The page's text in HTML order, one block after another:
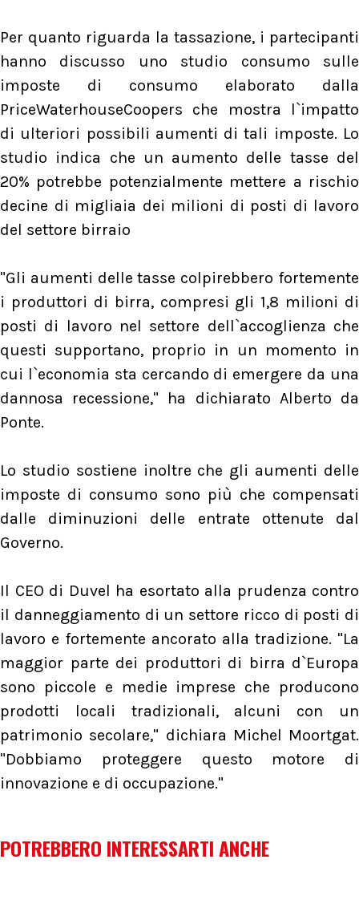
Per quanto riguarda la tassazione, i partecipanti
hanno discusso uno studio consumo sulle
imposte di consumo elaborato dalla
PriceWaterhouseCoopers che mostra l`impatto
di ulteriori possibili aumenti di tali imposte. Lo
studio indica che un aumento delle tasse del
20% potrebbe potenzialmente mettere a rischio
decine di migliaia dei milioni di posti di lavoro
del settore birraio
"Gli aumenti delle tasse colpirebbero fortemente
i produttori di birra, compresi gli 1,8 milioni di
posti di lavoro nel settore dell`accoglienza che
questi supportano, proprio in un momento in
cui l`economia sta cercando di emergere da una
dannosa recessione," ha dichiarato Alberto da
Ponte.
Lo studio sostiene inoltre che gli aumenti delle
imposte di consumo sono più che compensati
dalle diminuzioni delle entrate ottenute dal
Governo.
Il CEO di Duvel ha esortato alla prudenza contro
il danneggiamento di un settore ricco di posti di
lavoro e fortemente ancorato alla tradizione. "La
maggior parte dei produttori di birra d`Europa
sono piccole e medie imprese che producono
prodotti locali tradizionali, alcuni con un
patrimonio secolare," dichiara Michel Moortgat.
"Dobbiamo proteggere questo motore di
innovazione e di occupazione."
POTREBBERO INTERESSARTI ANCHE